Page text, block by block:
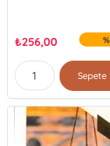
₺256,00
Sepete